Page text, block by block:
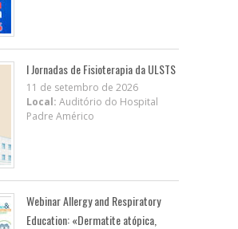
I Jornadas de Fisioterapia da ULSTS
11 de setembro de 2026
Local: Auditório do Hospital
Padre Américo
Webinar Allergy and Respiratory
Education: «Dermatite atópica,